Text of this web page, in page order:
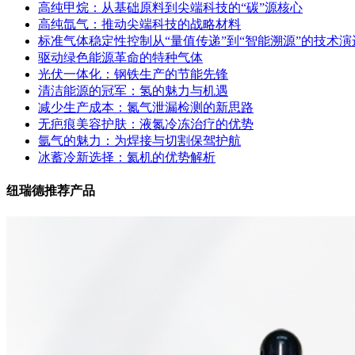
高纯甲烷：从基础原料到尖端科技的“碳”源核心
高纯氙气：推动尖端科技的战略材料
标准气体稳定性控制从“量值传递”到“智能溯源”的技术演
驱动绿色能源革命的特种气体
光伏一体化：钢铁生产的节能先锋
清洁能源的冠军：氢的魅力与机遇
减少生产成本：氮气泄漏检测的新思路
无疤痕美容护肤：液氮冷冻治疗的优势
氩气的魅力：为焊接与切割保驾护航
冰蓄冷新选择：氦机的优势解析
纽瑞德推荐产品